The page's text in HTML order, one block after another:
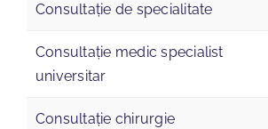
Consultație de specialitate
Consultație medic specialist
universitar
Consultație chirurgie